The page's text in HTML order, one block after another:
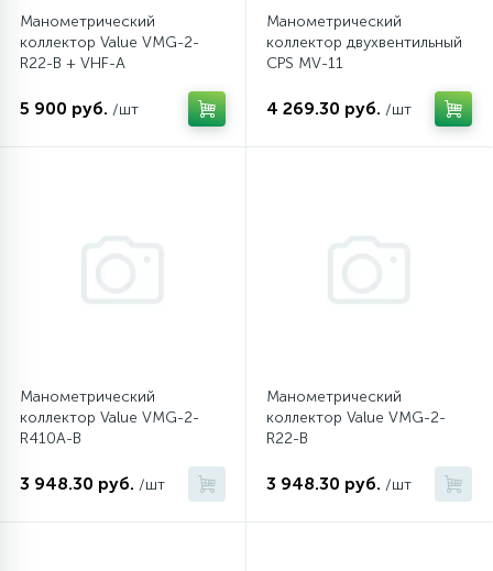
Сливные фильтры
45
5
ТЭНы (нагревательные элементы)
Улитки помп
12
Манометрический
коллектор Value VMG-2-
R22-B + VHF-A
5 900 руб. /шт
Манометрический
коллектор двухвентильный
CPS MV-11
4 269.30 руб. /шт
Манометрический
коллектор Value VMG-2-
R410A-B
3 948.30 руб. /шт
Манометрический
коллектор Value VMG-2-
R22-B
3 948.30 руб. /шт